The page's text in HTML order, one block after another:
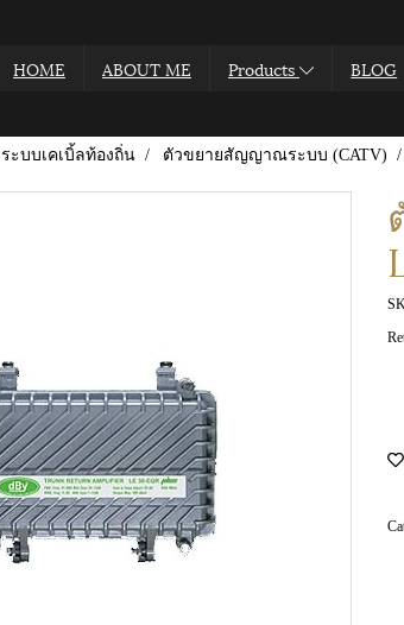
HOME ABOUT ME Products BLOG
ระบบเคเบิ้ลท้องถิ่น ตัวขยายสัญญาณระบบ (CATV)